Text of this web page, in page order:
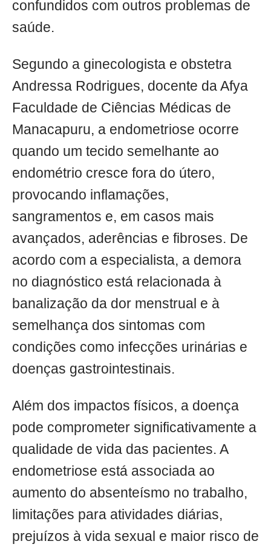
confundidos com outros problemas de
saúde.
Segundo a ginecologista e obstetra
Andressa Rodrigues, docente da Afya
Faculdade de Ciências Médicas de
Manacapuru, a endometriose ocorre
quando um tecido semelhante ao
endométrio cresce fora do útero,
provocando inflamações,
sangramentos e, em casos mais
avançados, aderências e fibroses. De
acordo com a especialista, a demora
no diagnóstico está relacionada à
banalização da dor menstrual e à
semelhança dos sintomas com
condições como infecções urinárias e
doenças gastrointestinais.
Além dos impactos físicos, a doença
pode comprometer significativamente a
qualidade de vida das pacientes. A
endometriose está associada ao
aumento do absenteísmo no trabalho,
limitações para atividades diárias,
prejuízos à vida sexual e maior risco de